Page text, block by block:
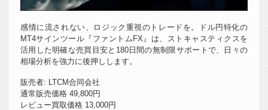
感情に流されない、ロジック重視のトレードを。ドル円特化の
MT4サインツール『ファントムFX』は、ストキャスティクスを
活用した明確な売買目安と180日間の無制限サポートで、日々の
相場分析を強力に後押しします。
販売者: LTCM合同会社
通常販売価格 49,800円
レビュー買取価格 13,000円